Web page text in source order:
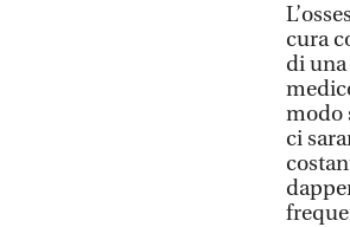
cura
di
modo
ci